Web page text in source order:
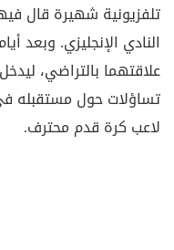
تلفزيونية شهيرة قال
النادي الإنجليزي. وبعد
علاقتهما بالتراضي،
تساؤلات حول مستقبله
لاعب كرة قدم محترف.